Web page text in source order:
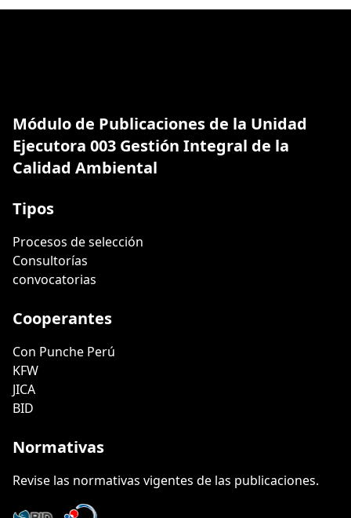
Módulo de Publicaciones de la Unidad
Ejecutora 003 Gestión Integral de la
Calidad Ambiental
Tipos
Procesos de selección
Consultorías
convocatorias
Cooperantes
Con Punche Perú
KFW
JICA
BID
Normativas
Revise las normativas vigentes de las publicaciones.